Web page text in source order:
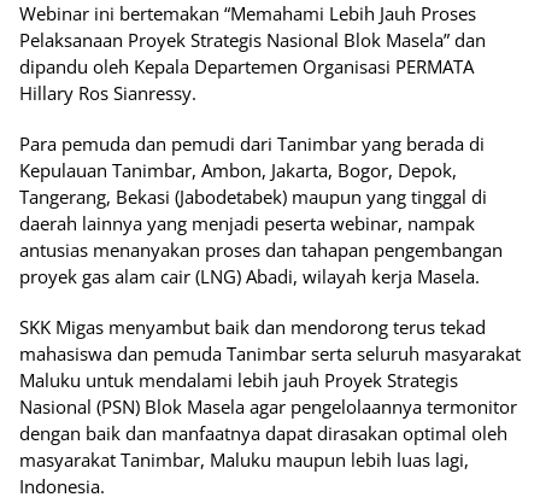
Webinar ini bertemakan “Memahami Lebih Jauh Proses
Pelaksanaan Proyek Strategis Nasional Blok Masela” dan
dipandu oleh Kepala Departemen Organisasi PERMATA
Hillary Ros Sianressy.
Para pemuda dan pemudi dari Tanimbar yang berada di
Kepulauan Tanimbar, Ambon, Jakarta, Bogor, Depok,
Tangerang, Bekasi (Jabodetabek) maupun yang tinggal di
daerah lainnya yang menjadi peserta webinar, nampak
antusias menanyakan proses dan tahapan pengembangan
proyek gas alam cair (LNG) Abadi, wilayah kerja Masela.
SKK Migas menyambut baik dan mendorong terus tekad
mahasiswa dan pemuda Tanimbar serta seluruh masyarakat
Maluku untuk mendalami lebih jauh Proyek Strategis
Nasional (PSN) Blok Masela agar pengelolaannya termonitor
dengan baik dan manfaatnya dapat dirasakan optimal oleh
masyarakat Tanimbar, Maluku maupun lebih luas lagi,
Indonesia.